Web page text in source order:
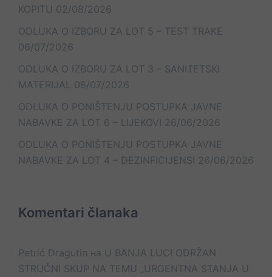
KOPITU 02/08/2026
ODLUKA O IZBORU ZA LOT 5 – TEST TRAKE
06/07/2026
ODLUKA O IZBORU ZA LOT 3 – SANITETSKI
MATERIJAL 06/07/2026
ODLUKA O PONIŠTENJU POSTUPKA JAVNE
NABAVKE ZA LOT 6 – LIJEKOVI 26/06/2026
ODLUKA O PONIŠTENJU POSTUPKA JAVNE
NABAVKE ZA LOT 4 – DEZINFICIJENSI 26/06/2026
Komentari članaka
Petrić Dragutin на U BANJA LUCI ODRŽAN
STRUČNI SKUP NA TEMU „URGENTNA STANJA U